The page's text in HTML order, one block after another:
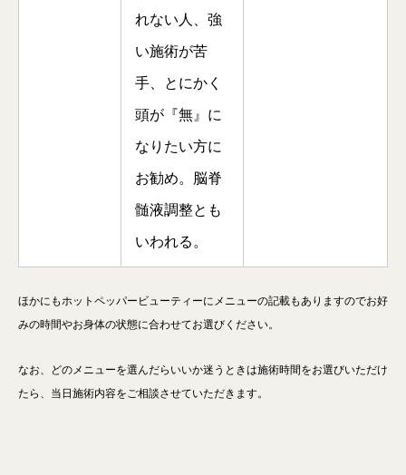
れない人、強
い施術が苦
手、とにかく
頭が『無』に
なりたい方に
お勧め。脳脊
髄液調整とも
いわれる。
ほかにもホットペッパービューティーにメニューの記載もありますのでお好
みの時間やお身体の状態に合わせてお選びください。
なお、どのメニューを選んだらいいか迷うときは施術時間をお選びいただけ
たら、当日施術内容をご相談させていただきます。